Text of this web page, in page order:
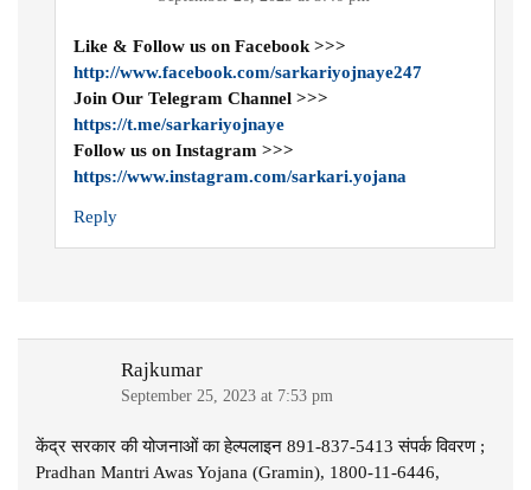
Like & Follow us on Facebook >>>
http://www.facebook.com/sarkariyojnaye247
Join Our Telegram Channel >>>
https://t.me/sarkariyojnaye
Follow us on Instagram >>>
https://www.instagram.com/sarkari.yojana
Reply
Rajkumar
September 25, 2023 at 7:53 pm
केंद्र सरकार की योजनाओं का हेल्पलाइन 891-837-5413 संपर्क विवरण ;
Pradhan Mantri Awas Yojana (Gramin), 1800-11-6446,